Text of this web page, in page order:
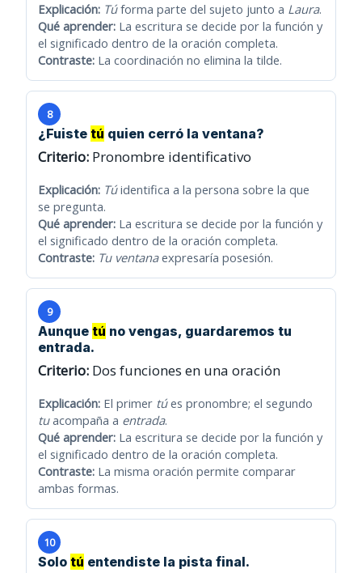
Explicación: Túforma parte del sujeto junto a Laura.
Qué aprender: La escritura se decide por la función y
el significado dentro de la oración completa.
Contraste: La coordinación no elimina la tilde.
8
¿Fuiste tú quien cerró la ventana?
Criterio: Pronombre identificativo
Explicación: Túidentifica a la persona sobre la que
se pregunta.
Qué aprender: La escritura se decide por la función y
el significado dentro de la oración completa.
Contraste: Tu ventanaexpresaría posesión.
9
Aunque tú no vengas, guardaremos tu
entrada.
Criterio: Dos funciones en una oración
Explicación: El primer túes pronombre; el segundo
tuacompaña a entrada.
Qué aprender: La escritura se decide por la función y
el significado dentro de la oración completa.
Contraste: La misma oración permite comparar
ambas formas.
10
Solo tú entendiste la pista final.